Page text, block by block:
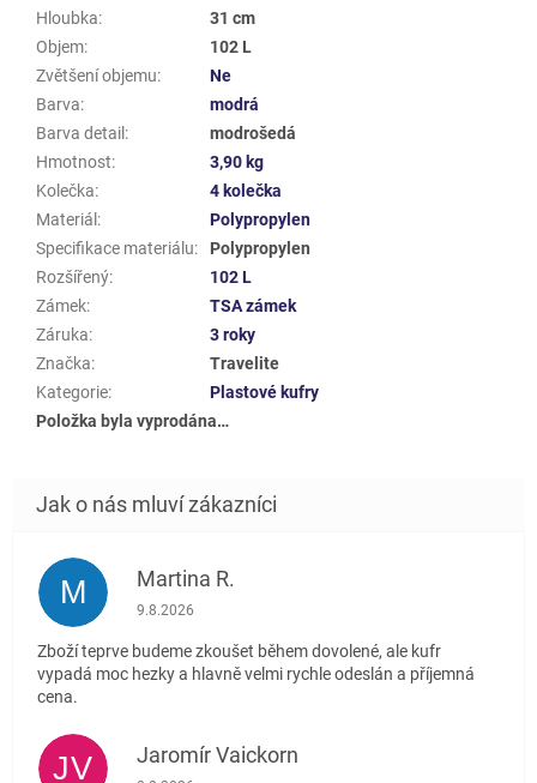
Hloubka:
31 cm
Objem:
102 L
Zvětšení objemu:
Ne
Barva:
modrá
Barva detail :
modrošedá
Hmotnost:
3,90 kg
Kolečka:
4 kolečka
Materiál :
Polypropylen
Specifikace materiálu:
Polypropylen
Rozšířený:
102 L
Zámek:
TSA zámek
Záruka:
3 roky
Značka:
Travelite
Kategorie:
Plastové kufry
Položka byla vyprodána…
M Martina R.
Hodnocení obchodu je 5 z 5 hvězdiček.
9.8.2026
Zboží teprve budeme zkoušet během dovolené, ale kufr
vypadá moc hezky a hlavně velmi rychle odeslán a příjemná
cena.
JV Jaromír Vaickorn